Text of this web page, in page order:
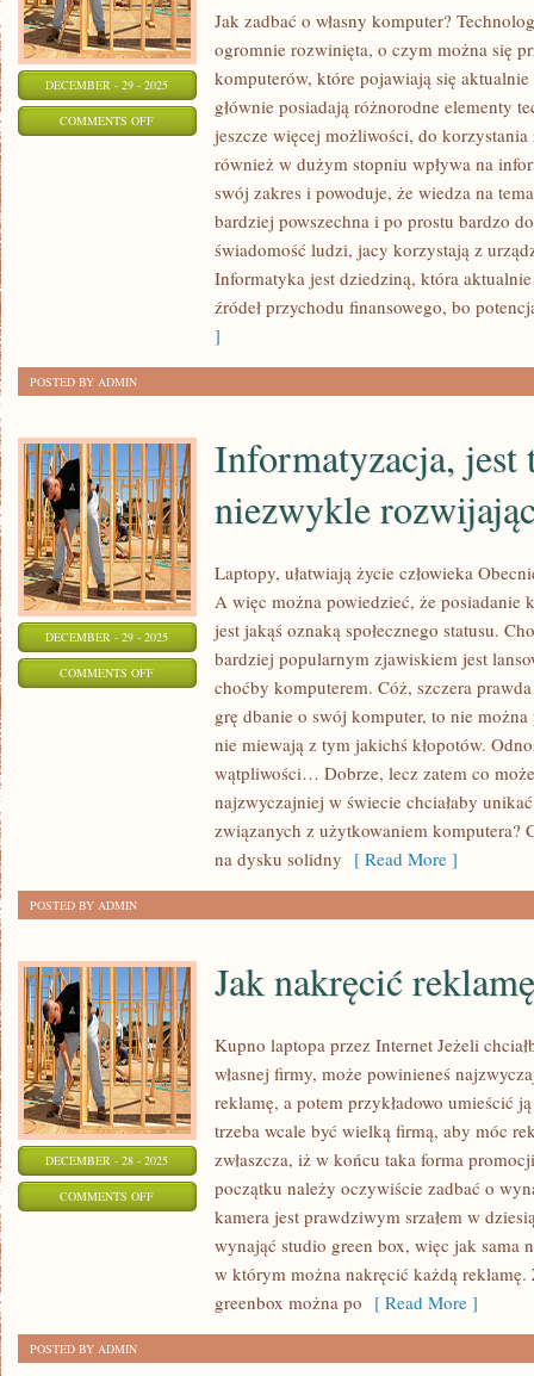
DECEMBER - 29 - 2025
COMMENTS OFFON
KOMPUTER?
Jak zadbać o własny komputer?
ogromnie rozwinięta, o czym można się
komputerów, które pojawiają się
głównie posiadają różnorodne elementy
jeszcze więcej możliwości, do
również w dużym stopniu wpływa na
swój zakres i powoduje, że wiedza na
bardziej powszechna i po prostu bardzo
świadomość ludzi, jacy korzystają z
Informatyka jest dziedziną, która
źródeł przychodu finansowego, bo
]
POSTED BY ADMIN
DECEMBER - 29 - 2025
COMMENTS OFFON
INFORMATYZACJA,
Informatyzacja, jest
niezwykle
Laptopy, ułatwiają życie człowieka
A więc można powiedzieć, że posiadanie
jest jakąś oznaką społecznego statusu.
bardziej popularnym zjawiskiem jest
choćby komputerem. Cóż, szczera
grę dbanie o swój komputer, to nie
nie miewają z tym jakichś kłopotów.
wątpliwości… Dobrze, lecz zatem co
najzwyczajniej w świecie chciałaby
związanych z użytkowaniem komputera?
na dysku solidny [ Read More ]
POSTED BY ADMIN
DECEMBER - 28 - 2025
COMMENTS OFFON
Jak nakręcić
Kupno laptopa przez Internet Jeżeli
własnej firmy, może powinieneś
reklamę, a potem przykładowo umieścić
trzeba wcale być wielką firmą, aby móc
zwłaszcza, iż w końcu taka forma
początku należy oczywiście zadbać o
kamera jest prawdziwym srzałem w
wynająć studio green box, więc jak sama
w którym można nakręcić każdą reklamę.
greenbox można po [ Read More ]
POSTED BY ADMIN